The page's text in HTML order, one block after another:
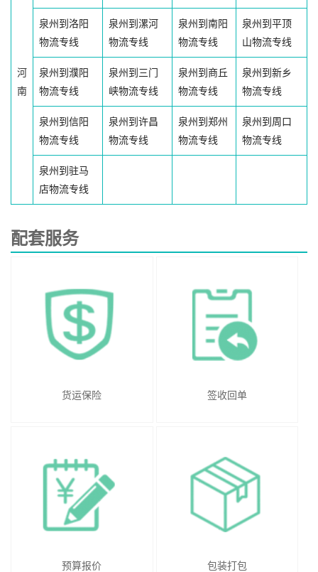
河
南
泉州到洛阳
物流专线
泉州到漯河
物流专线
泉州到南阳
物流专线
泉州到平顶
山物流专线
泉州到濮阳
物流专线
泉州到三门
峡物流专线
泉州到商丘
物流专线
泉州到新乡
物流专线
泉州到信阳
物流专线
泉州到许昌
物流专线
泉州到郑州
物流专线
泉州到周口
物流专线
泉州到驻马
店物流专线
配套服务
货运保险 签收回单
预算报价 包装打包